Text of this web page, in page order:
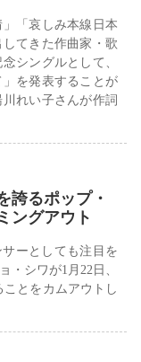
」「哀しみ本線日本
てきた作曲家・歌
シングルとして、
を発表することが
れい子さんが作詞
誇るポップ・
ングアウト
ーとしても注目を
・シワが1月22日、
とをカムアウトし